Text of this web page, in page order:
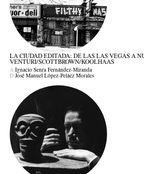
LA CIUDAD EDITADA: DE LAS LAS VEGAS A
VENTURI/SCOTTBROWN/KOOLHAAS
A Ignacio Senra Fernández-Miranda
D José Manuel López-Peláez Morales